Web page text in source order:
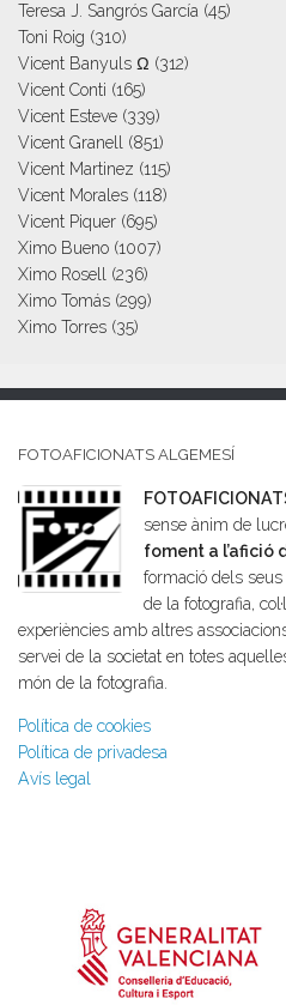
Teresa J. Sangrós García (45)
Toni Roig (310)
Vicent Banyuls Ω (312)
Vicent Conti (165)
Vicent Esteve (339)
Vicent Granell
(851)
Vicent Martinez (115)
Vicent Morales (118)
Vicent Piquer (695)
Ximo Bueno (1007)
Ximo Rosell
(236)
Ximo Tomás (299)
Ximo Torres (35)
FOTOAFICIONATS ALGEMESÍ
sense ànim de
foment a l’afició
formació dels seus
de la fotografia,
experiències amb altres
servei de la societat en totes
món de la fotografia.
Política de cookies
Política de privadesa
Avís legal